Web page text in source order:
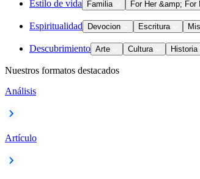
Estilo de vida Familia For Her &amp; For
Espiritualidad Devocion Escritura
Descubrimiento Arte Cultura Historia
Nuestros formatos destacados
Análisis
Artículo